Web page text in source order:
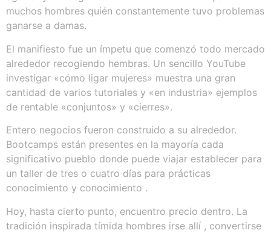
muchos hombres quién constantemente tuvo problemas
ganarse a damas.
El manifiesto fue un ímpetu que comenzó todo mercado
alrededor recogiendo hembras. Un sencillo YouTube
investigar «cómo ligar mujeres» muestra una gran
cantidad de varios tutoriales y «en industria» ejemplos
de rentable «conjuntos» y «cierres».
Entero negocios fueron construido a su alrededor.
Bootcamps están presentes en la mayoría cada
significativo pueblo donde puede viajar establecer para
un taller de tres o cuatro días para prácticas
conocimiento y conocimiento .
Hoy, hasta cierto punto, encuentro precio dentro. La
tradición inspirada tímida hombres irse allí , convertirse